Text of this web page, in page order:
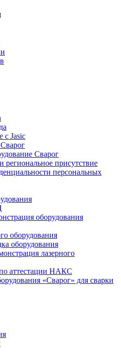
с Jasic
Сварог
присутствие
персональных
оборудования
оборудования
оборудования
лазерного
аттестации НАКС
«Сварог» для сварки